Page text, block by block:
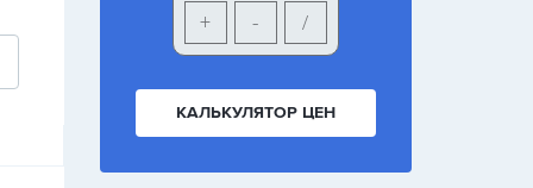
+
- /
КАЛЬКУЛЯТОР ЦЕН